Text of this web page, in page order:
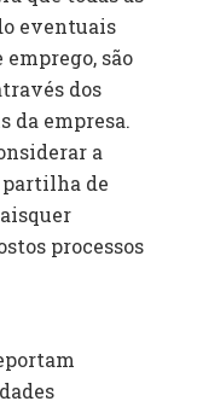
eventuais
são
dos
da empresa.
a
de
processos